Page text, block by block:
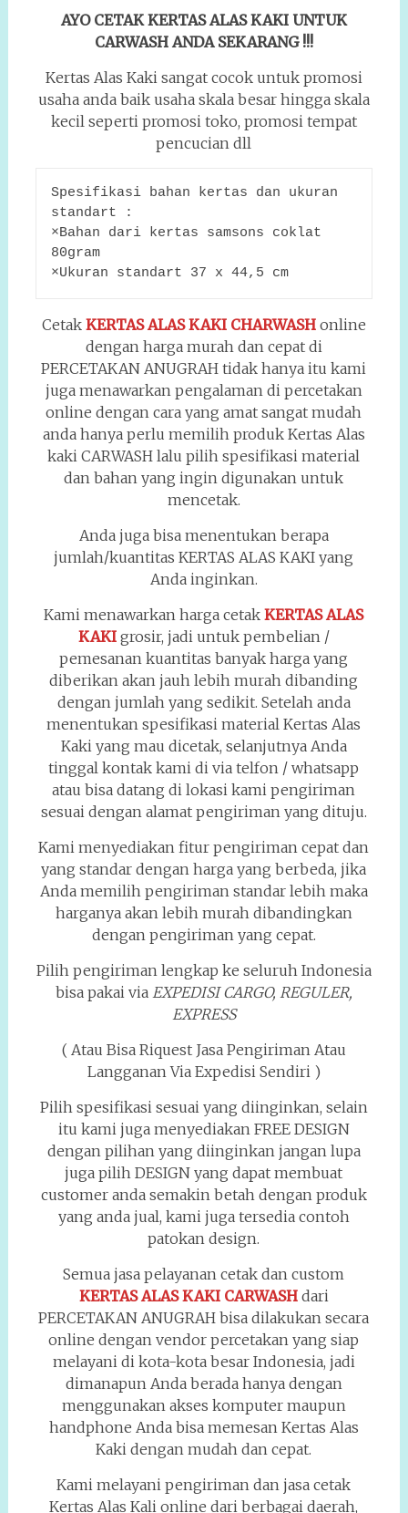
AYO CETAK KERTAS ALAS KAKI UNTUK
CARWASH ANDA SEKARANG !!!
Kertas Alas Kaki sangat cocok untuk promosi
usaha anda baik usaha skala besar hingga skala
kecil seperti promosi toko, promosi tempat
pencucian dll
Spesifikasi bahan kertas dan ukuran
standart :
×Bahan dari kertas samsons coklat
80gram
×Ukuran standart 37 x 44,5 cm
Cetak KERTAS ALAS KAKI CHARWASHonline
dengan harga murah dan cepat di
PERCETAKAN ANUGRAH tidak hanya itu kami
juga menawarkan pengalaman di percetakan
online dengan cara yang amat sangat mudah
anda hanya perlu memilih produk Kertas Alas
kaki CARWASH lalu pilih spesifikasi material
dan bahan yang ingin digunakan untuk
mencetak.
Anda juga bisa menentukan berapa
jumlah/kuantitas KERTAS ALAS KAKI yang
Anda inginkan.
Kami menawarkan harga cetakKERTAS ALAS
KAKIgrosir, jadi untuk pembelian /
pemesanan kuantitas banyak harga yang
diberikan akan jauh lebih murah dibanding
dengan jumlah yang sedikit. Setelah anda
menentukan spesifikasi material Kertas Alas
Kaki yang mau dicetak, selanjutnya Anda
tinggal kontak kami di via telfon / whatsapp
atau bisa datang di lokasi kami pengiriman
sesuai dengan alamat pengiriman yang dituju.
Kami menyediakan fitur pengiriman cepat dan
yang standar dengan harga yang berbeda, jika
Anda memilih pengiriman standar lebih maka
harganya akan lebih murah dibandingkan
dengan pengiriman yang cepat.
Pilih pengiriman lengkap ke seluruh Indonesia
bisa pakai via EXPEDISI CARGO, REGULER,
EXPRESS
( Atau Bisa Riquest Jasa Pengiriman Atau
Langganan Via Expedisi Sendiri )
Pilih spesifikasi sesuai yang diinginkan, selain
itu kami juga menyediakan FREE DESIGN
dengan pilihan yang diinginkan jangan lupa
juga pilih DESIGN yang dapat membuat
customer anda semakin betah dengan produk
yang anda jual, kami juga tersedia contoh
patokan design.
Semua jasa pelayanan cetak dan custom
KERTAS ALAS KAKI CARWASHdari
PERCETAKAN ANUGRAH bisa dilakukan secara
online dengan vendor percetakan yang siap
melayani di kota-kota besar Indonesia, jadi
dimanapun Anda berada hanya dengan
menggunakan akses komputer maupun
handphone Anda bisa memesan Kertas Alas
Kaki dengan mudah dan cepat.
Kami melayani pengiriman dan jasa cetak
Kertas Alas Kali online dari berbagai daerah,